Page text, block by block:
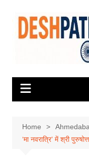
content
Home
‘मा नवरात्रि’ में श्री